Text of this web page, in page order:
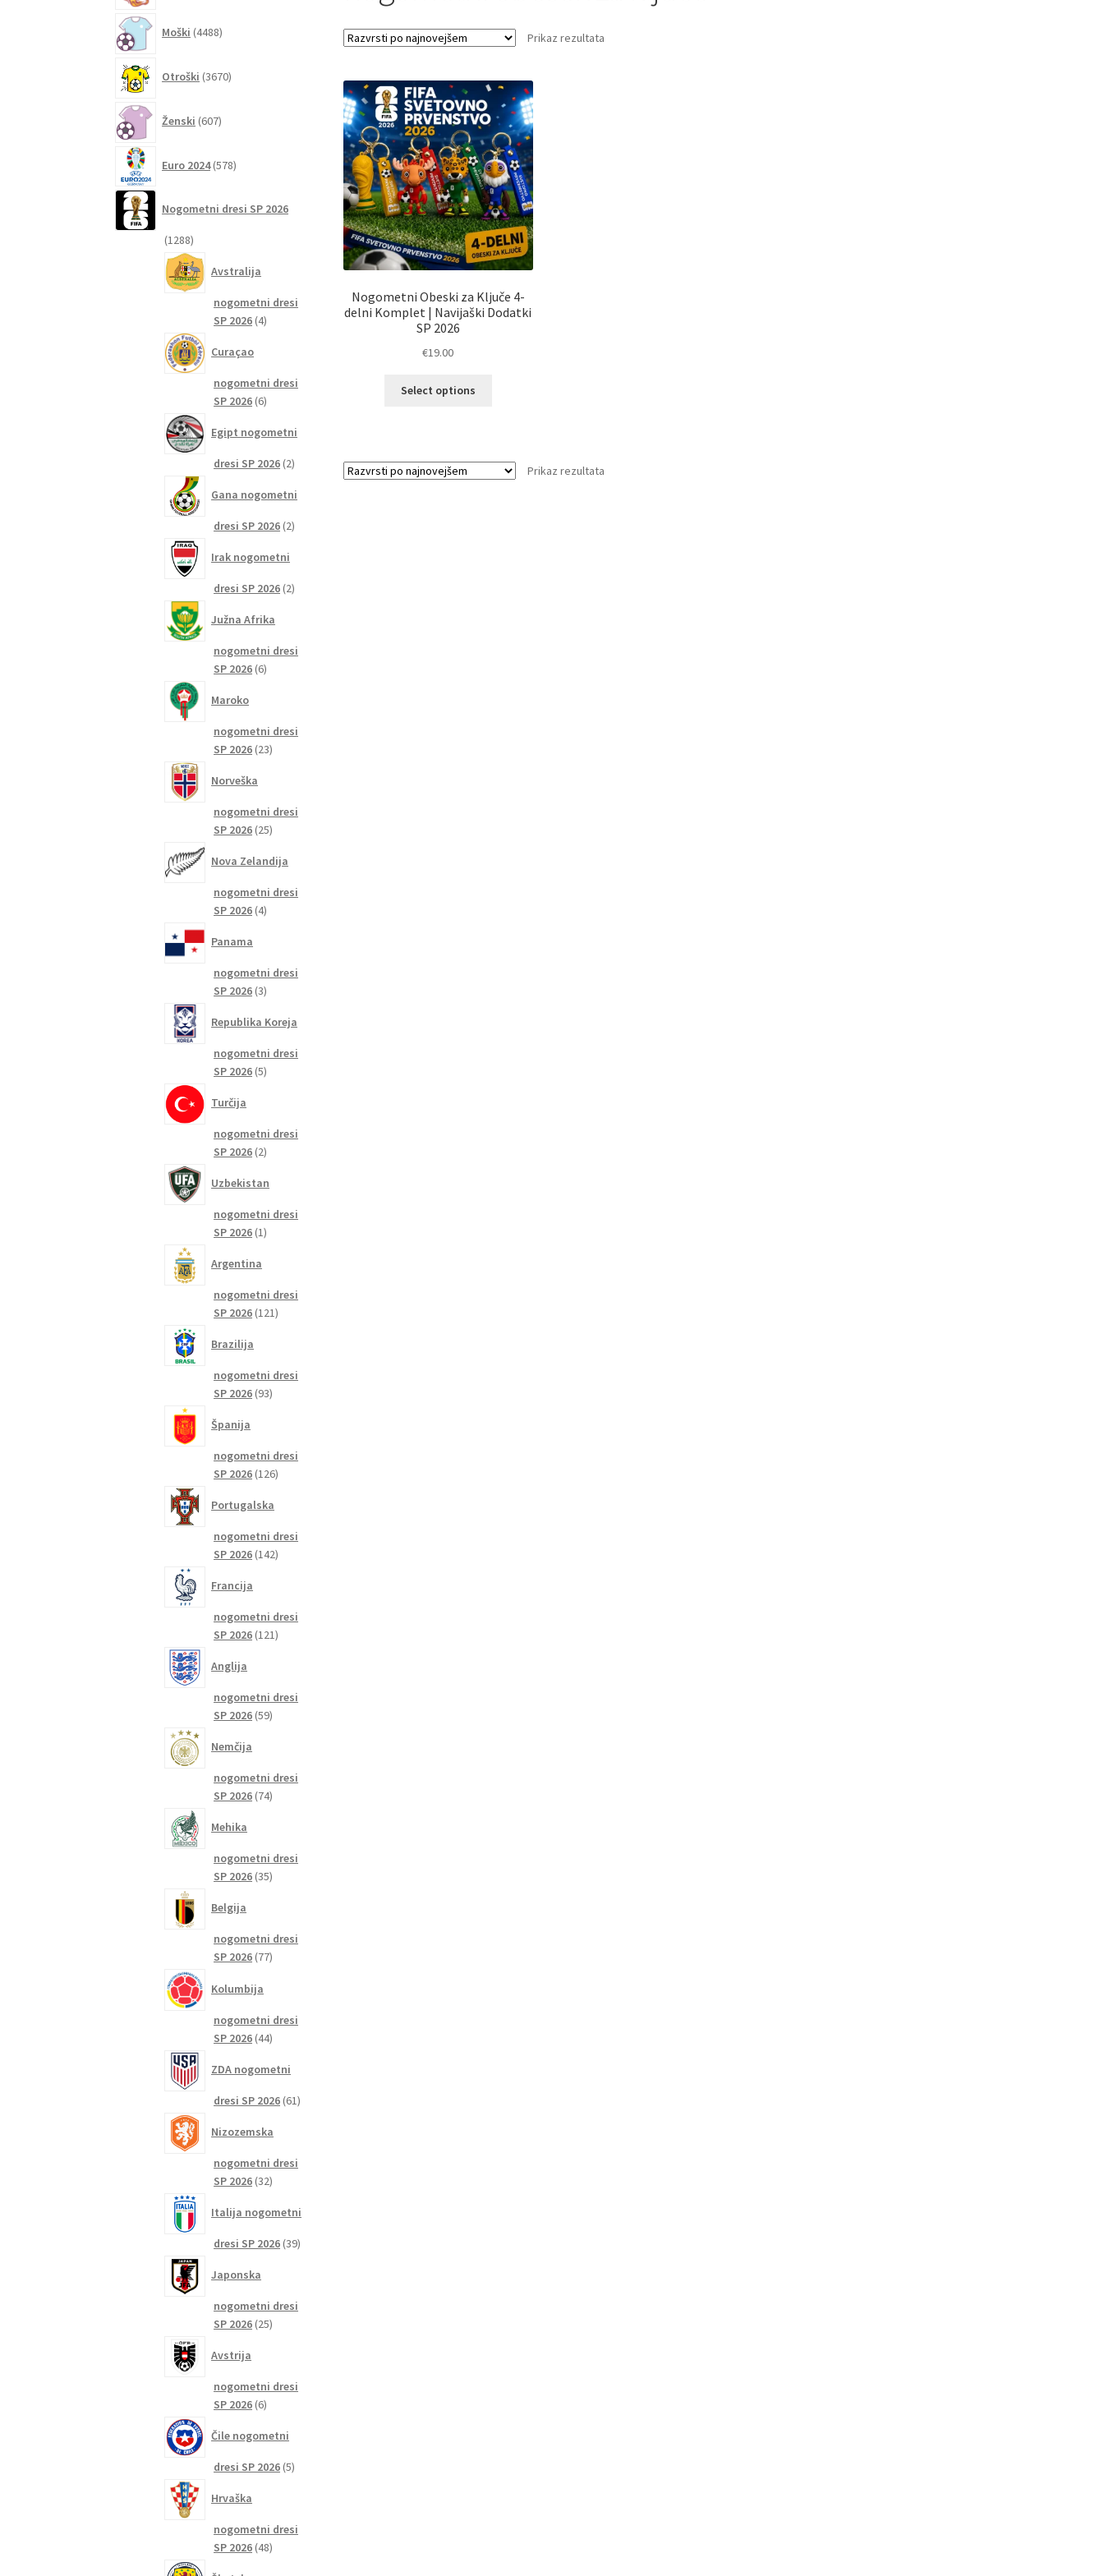
Prikaz rezultata
Nogometni Obeski za Ključe 4-
delni Komplet | Navijaški Dodatki
SP 2026
€19.00
Select options
Prikaz rezultata
Moški 4488izdelkov
Otroški 3670izdelkov
Ženski 607izdelkov
Euro 2024 578izdelkov
Nogometni dresi SP 2026
12881288
izdelkov
Avstralija
nogometni dresi
SP 2026 44
Curaçao
nogometni dresi
SP 2026 66
Egipt nogometni
dresi SP 2026 22
Gana nogometni
dresi SP 2026 22
Irak nogometni
dresi SP 2026 22
Južna Afrika
nogometni dresi
SP 2026 66
Maroko
nogometni dresi
SP 2026 2323
Norveška
nogometni dresi
SP 2026 2525
Nova Zelandija
nogometni dresi
SP 2026 44
Panama
nogometni dresi
SP 2026 33
Republika Koreja
nogometni dresi
SP 2026 55
Turčija
nogometni dresi
SP 2026 22
Uzbekistan
nogometni dresi
SP 2026 11
Argentina
nogometni dresi
SP 2026 121121
Brazilija
nogometni dresi
SP 2026 9393
Španija
nogometni dresi
SP 2026 126126
Portugalska
nogometni dresi
SP 2026 142142
Francija
nogometni dresi
SP 2026 121121
Anglija
nogometni dresi
SP 2026 5959
Nemčija
nogometni dresi
SP 2026 7474
Mehika
nogometni dresi
SP 2026 3535
Belgija
nogometni dresi
SP 2026 7777
Kolumbija
nogometni dresi
SP 2026 4444
ZDA nogometni
dresi SP 2026 6161
Nizozemska
nogometni dresi
SP 2026 3232
Italija nogometni
dresi SP 2026 3939
Japonska
nogometni dresi
SP 2026 2525
Avstrija
nogometni dresi
SP 2026 66
Čile nogometni
dresi SP 2026 55
Hrvaška
nogometni dresi
SP 2026 4848